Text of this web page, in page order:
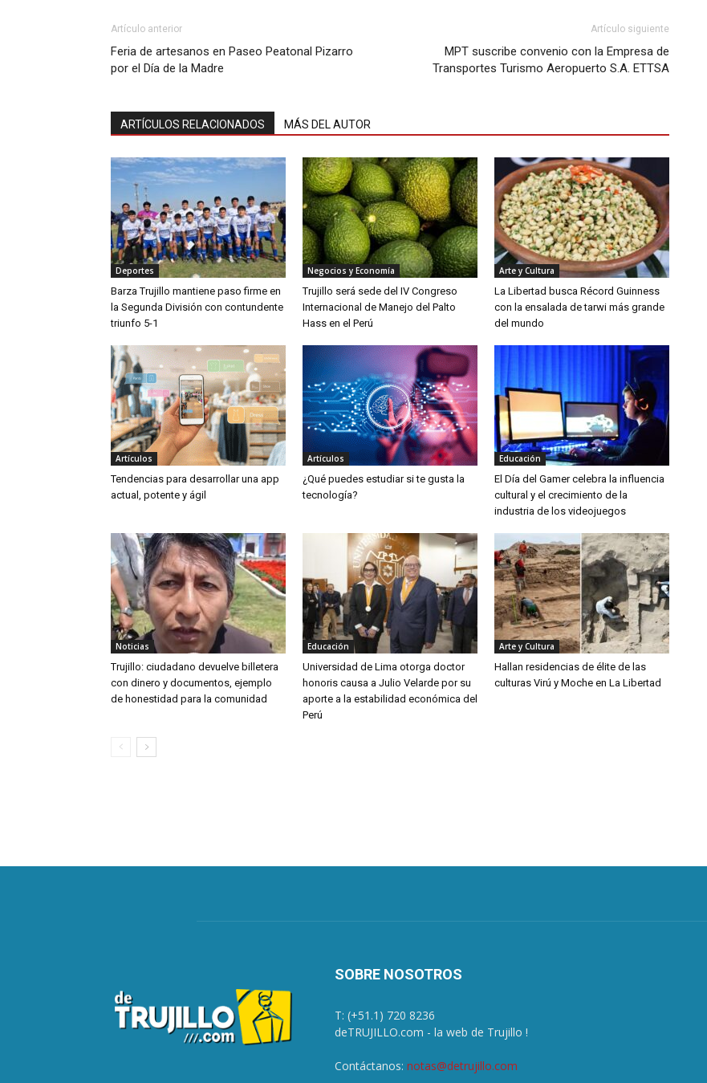
Artículo anterior
Feria de artesanos en Paseo Peatonal Pizarro
por el Día de la Madre
Artículo siguiente
MPT suscribe convenio con la Empresa de
Transportes Turismo Aeropuerto S.A. ETTSA
ARTÍCULOS RELACIONADOS MÁS DEL AUTOR
Deportes
Barza Trujillo mantiene paso firme en
la Segunda División con contundente
triunfo 5-1
Negocios y Economía
Trujillo será sede del IV Congreso
Internacional de Manejo del Palto
Hass en el Perú
Arte y Cultura
La Libertad busca Récord Guinness
con la ensalada de tarwi más grande
del mundo
Artículos
Tendencias para desarrollar una app
actual, potente y ágil
Artículos
¿Qué puedes estudiar si te gusta la
tecnología?
Educación
El Día del Gamer celebra la influencia
cultural y el crecimiento de la
industria de los videojuegos
Noticias
Trujillo: ciudadano devuelve billetera
con dinero y documentos, ejemplo
de honestidad para la comunidad
Educación
Universidad de Lima otorga doctor
honoris causa a Julio Velarde por su
aporte a la estabilidad económica del
Perú
Arte y Cultura
Hallan residencias de élite de las
culturas Virú y Moche en La Libertad
SOBRE NOSOTROS
T: (+51.1) 720 8236
deTRUJILLO.com - la web de Trujillo !
Contáctanos: notas@detrujillo.com